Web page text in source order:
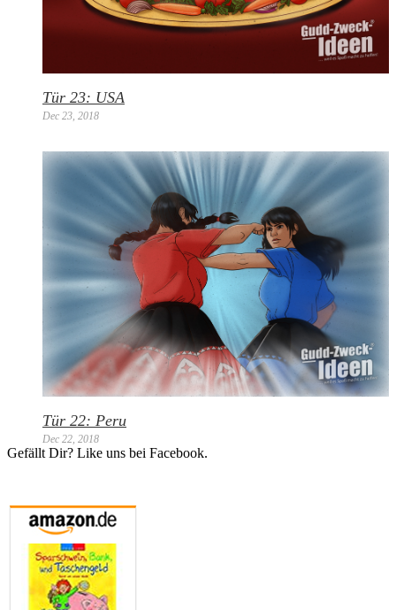
Tür 23: USA
Dec 23, 2018
Tür 22: Peru
Dec 22, 2018
Gefällt Dir? Like uns bei Facebook.